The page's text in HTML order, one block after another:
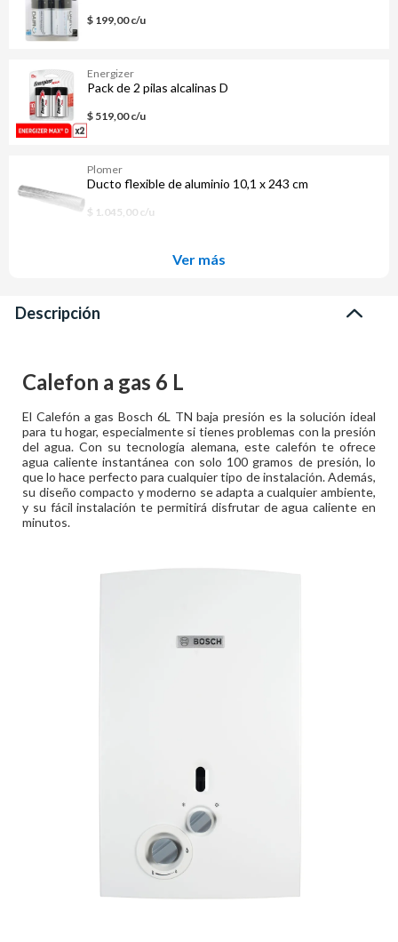
$ 199,00 c/u
Energizer
Pack de 2 pilas alcalinas D
$ 519,00 c/u
Plomer
Ducto flexible de aluminio 10,1 x 243 cm
$ 1.045,00 c/u
Ver más
Descripción
Calefon a gas 6 L
El Calefón a gas Bosch 6L TN baja presión es la solución ideal
para tu hogar, especialmente si tienes problemas con la presión
del agua. Con su tecnología alemana, este calefón te ofrece
agua caliente instantánea con solo 100 gramos de presión, lo
que lo hace perfecto para cualquier tipo de instalación. Además,
su diseño compacto y moderno se adapta a cualquier ambiente,
y su fácil instalación te permitirá disfrutar de agua caliente en
minutos.